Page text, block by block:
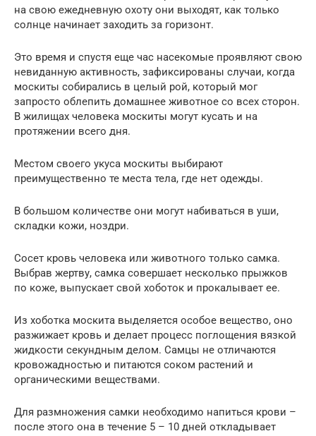
на свою ежедневную охоту они выходят, как только
солнце начинает заходить за горизонт.
Это время и спустя еще час насекомые проявляют свою
невиданную активность, зафиксированы случаи, когда
москиты собирались в целый рой, который мог
запросто облепить домашнее животное со всех сторон.
В жилищах человека москиты могут кусать и на
протяжении всего дня.
Местом своего укуса москиты выбирают
преимущественно те места тела, где нет одежды.
В большом количестве они могут набиваться в уши,
складки кожи, ноздри.
Сосет кровь человека или животного только самка.
Выбрав жертву, самка совершает несколько прыжков
по коже, выпускает свой хоботок и прокалывает ее.
Из хоботка москита выделяется особое вещество, оно
разжижает кровь и делает процесс поглощения вязкой
жидкости секундным делом. Самцы не отличаются
кровожадностью и питаются соком растений и
органическими веществами.
Для размножения самки необходимо напиться крови –
после этого она в течение 5 – 10 дней откладывает